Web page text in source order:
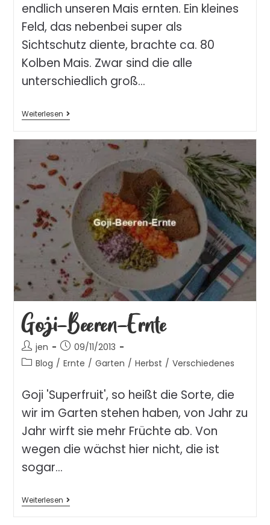
endlich unseren Mais ernten. Ein kleines
Feld, das nebenbei super als
Sichtschutz diente, brachte ca. 80
Kolben Mais. Zwar sind die alle
unterschiedlich groß…
Weiterlesen
Goji-Beeren-Ernte
jen
09/11/2013
Blog / Ernte / Garten / Herbst / Verschiedenes
Goji 'Superfruit', so heißt die Sorte, die
wir im Garten stehen haben, von Jahr zu
Jahr wirft sie mehr Früchte ab. Von
wegen die wächst hier nicht, die ist
sogar…
Weiterlesen